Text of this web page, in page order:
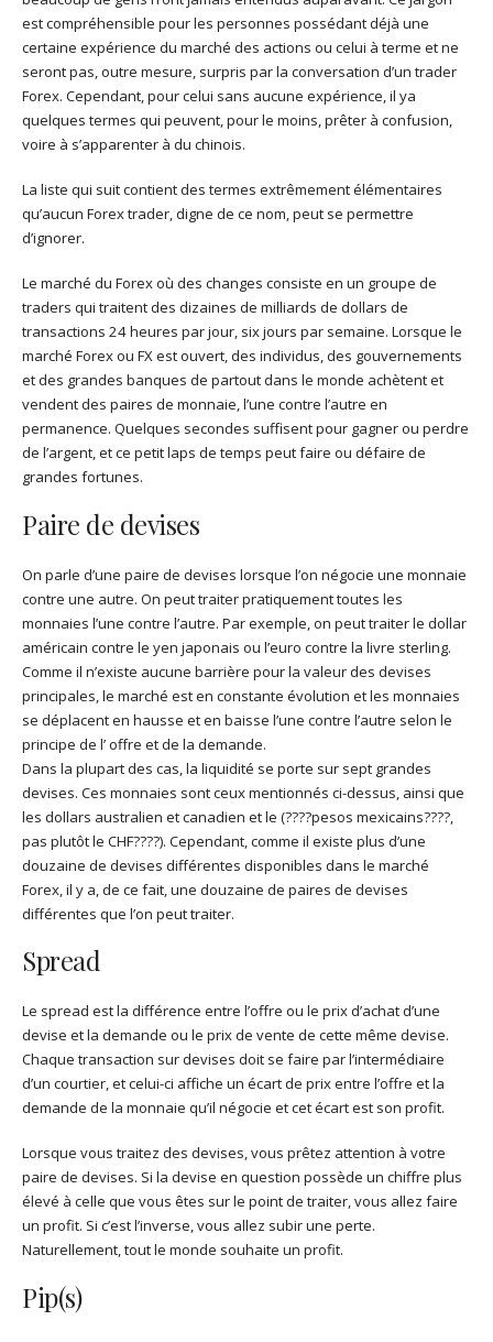
est compréhensible pour les personnes possédant déjà une
certaine expérience du marché des actions ou celui à terme et ne
seront pas, outre mesure, surpris par la conversation d’un trader
Forex. Cependant, pour celui sans aucune expérience, il ya
quelques termes qui peuvent, pour le moins, prêter à confusion,
voire à s’apparenter à du chinois.
La liste qui suit contient des termes extrêmement élémentaires
qu’aucun Forex trader, digne de ce nom, peut se permettre
d’ignorer.
Le marché du Forex où des changes consiste en un groupe de
traders qui traitent des dizaines de milliards de dollars de
transactions 24 heures par jour, six jours par semaine. Lorsque le
marché Forex ou FX est ouvert, des individus, des gouvernements
et des grandes banques de partout dans le monde achètent et
vendent des paires de monnaie, l’une contre l’autre en
permanence. Quelques secondes suffisent pour gagner ou perdre
de l’argent, et ce petit laps de temps peut faire ou défaire de
grandes fortunes.
Paire de devises
On parle d’une paire de devises lorsque l’on négocie une monnaie
contre une autre. On peut traiter pratiquement toutes les
monnaies l’une contre l’autre. Par exemple, on peut traiter le dollar
américain contre le yen japonais ou l’euro contre la livre sterling.
Comme il n’existe aucune barrière pour la valeur des devises
principales, le marché est en constante évolution et les monnaies
se déplacent en hausse et en baisse l’une contre l’autre selon le
principe de l’ offre et de la demande.
Dans la plupart des cas, la liquidité se porte sur sept grandes
devises. Ces monnaies sont ceux mentionnés ci-dessus, ainsi que
les dollars australien et canadien et le (????pesos mexicains????,
pas plutôt le CHF????). Cependant, comme il existe plus d’une
douzaine de devises différentes disponibles dans le marché
Forex, il y a, de ce fait, une douzaine de paires de devises
différentes que l’on peut traiter.
Spread
Le spread est la différence entre l’offre ou le prix d’achat d’une
devise et la demande ou le prix de vente de cette même devise.
Chaque transaction sur devises doit se faire par l’intermédiaire
d’un courtier, et celui-ci affiche un écart de prix entre l’offre et la
demande de la monnaie qu’il négocie et cet écart est son profit.
Lorsque vous traitez des devises, vous prêtez attention à votre
paire de devises. Si la devise en question possède un chiffre plus
élevé à celle que vous êtes sur le point de traiter, vous allez faire
un profit. Si c’est l’inverse, vous allez subir une perte.
Naturellement, tout le monde souhaite un profit.
Pip(s)